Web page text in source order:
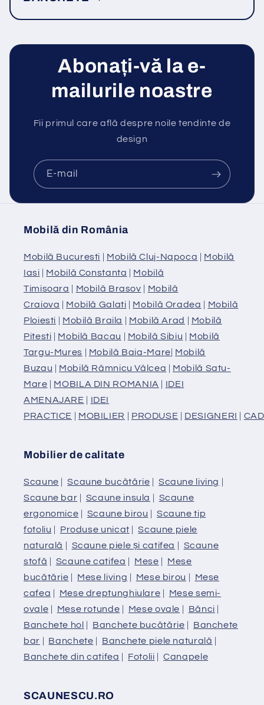
Abonați-vă la e-
mailurile noastre
Fii primul care află despre noile tendinte de
design
E-mail
Mobilă din România
Mobilă Bucuresti | Mobilă Cluj-Napoca | Mobilă
Iasi | Mobilă Constanta | Mobilă
Timisoara | Mobilă Brasov | Mobilă
Craiova | Mobilă Galati | Mobilă Oradea | Mobilă
Ploiesti | Mobilă Braila | Mobilă Arad | Mobilă
Pitesti | Mobilă Bacau | Mobilă Sibiu | Mobilă
Targu-Mures | Mobilă Baia-Mare| Mobilă
Buzau | Mobilă Râmnicu Vâlcea | Mobilă Satu-
Mare | MOBILA DIN ROMANIA | IDEI
AMENAJARE | IDEI
PRACTICE | MOBILIER | PRODUSE | DESIGNERI |
Mobilier de calitate
Scaune |Scaune bucătărie | Scaune living |
Scaune bar | Scaune insula | Scaune
ergonomice | Scaune birou | Scaune tip
fotoliu | Produse unicat |Scaune piele
naturală | Scaune piele și catifea | Scaune
stofă | Scaune catifea | Mese | Mese
bucătărie | Mese living | Mese birou | Mese
cafea | Mese dreptunghiulare | Mese semi-
ovale | Mese rotunde | Mese ovale | Bănci |
Banchete hol | Banchete bucătărie | Banchete
bar | Banchete | Banchete piele naturală |
Banchete din catifea | Fotolii |Canapele
SCAUNESCU.RO